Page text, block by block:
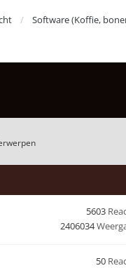
Software (Koffie,
5603
2406034
50